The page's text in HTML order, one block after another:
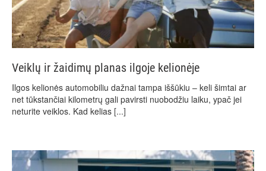
Veiklų ir žaidimų planas ilgoje kelionėje
Ilgos kelionės automobiliu dažnai tampa iššūkiu – keli šimtai ar
net tūkstančiai kilometrų gali pavirsti nuobodžiu laiku, ypač jei
neturite veiklos. Kad kelias [...]